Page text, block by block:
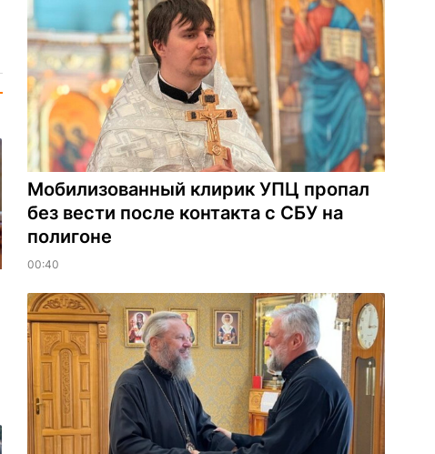
Мобилизованный клирик УПЦ пропал
без вести после контакта с СБУ на
полигоне
00:40